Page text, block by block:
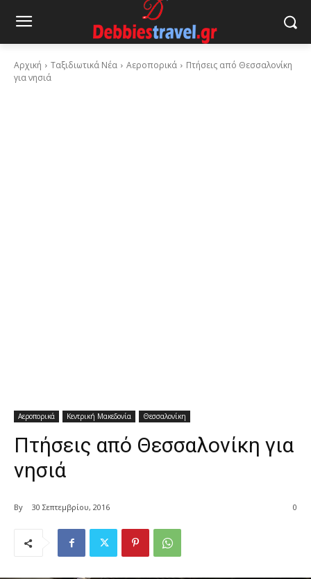
Αρχική Ταξιδιωτικά Νέα Αεροπορικά
Πτήσεις από Θεσσαλονίκη
για νησιά
Αεροπορικά Κεντρική Μακεδονία Θεσσαλονίκη
Πτήσεις από Θεσσαλονίκη για
νησιά
By 30 Σεπτεμβρίου, 2016 0